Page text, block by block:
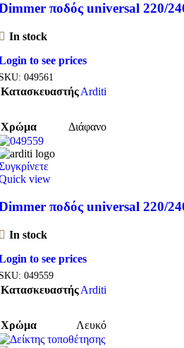
ποδός universal 220/
In stock
to see prices
049561
ΚατασκευαστήςArditi
Χρώμα Διάφανο
view
ποδός universal 220/
In stock
to see prices
049559
ΚατασκευαστήςArditi
Χρώμα Λευκό